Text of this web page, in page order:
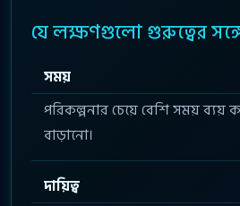
যে লক্ষণগুলো গুরুত্বের
সময়
পরিকল্পনার চেয়ে বেশি সময় ব্যয়
বাড়ানো।
দায়িত্ব